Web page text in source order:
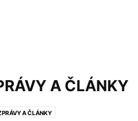
A ČLÁNKY
A ČLÁNKY